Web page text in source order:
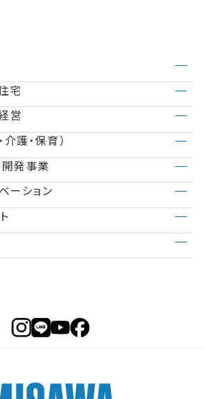
わり
例
テクノロジー（住まいの性能）
宅
地）検索
不動産の売却サポート
営
法人のお客さま
護・保育）
築
住宅
開発事業
発事業
業
事業用地・事業用建物募集
ーション
ト
グサポート）
クラブ
ミサワリフォーム
ープ